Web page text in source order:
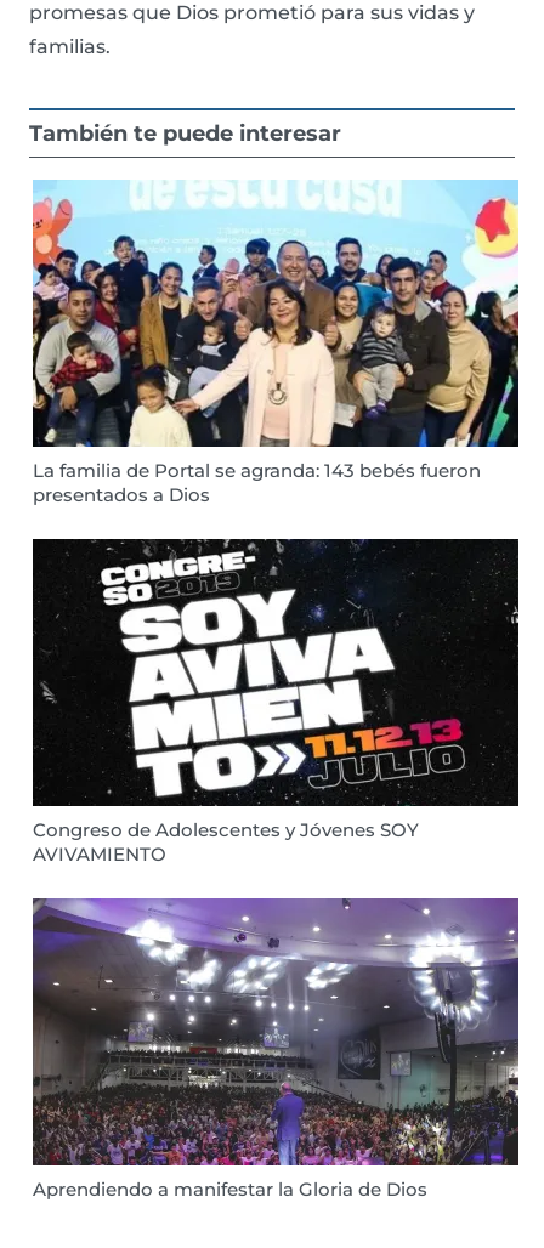
promesas que Dios prometió para sus vidas y
familias.
También te puede interesar
La familia de Portal se agranda: 143 bebés fueron
presentados a Dios
Congreso de Adolescentes y Jóvenes SOY
AVIVAMIENTO
Aprendiendo a manifestar la Gloria de Dios